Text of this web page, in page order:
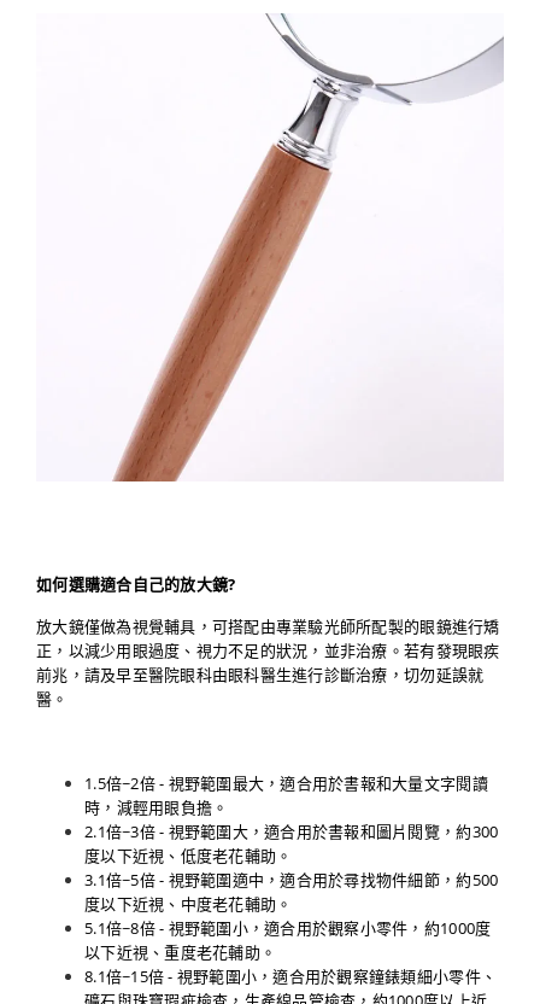
如何選購適合自己的放大鏡?
放大鏡僅做為視覺輔具，可搭配由專業驗光師所配製的眼鏡進行矯
正，以減少用眼過度、視力不足的狀況，並非治療。若有發現眼疾
前兆，請及早至醫院眼科由眼科醫生進行診斷治療，切勿延誤就
醫。
1.5倍~2倍 - 視野範圍最大，適合用於書報和大量文字閱讀
時，減輕用眼負擔。
2.1倍~3倍 - 視野範圍大，適合用於書報和圖片閱覽，約300
度以下近視、低度老花輔助。
3.1倍~5倍 - 視野範圍適中，適合用於尋找物件細節，約500
度以下近視、中度老花輔助。
5.1倍~8倍 - 視野範圍小，適合用於觀察小零件，約1000度
以下近視、重度老花輔助。
8.1倍~15倍 - 視野範圍小，適合用於觀察鐘錶類細小零件、